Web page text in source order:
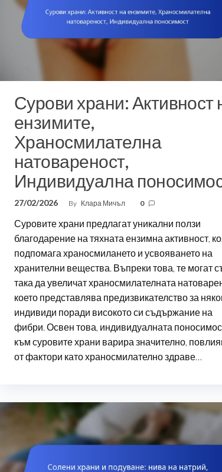
Сурови храни: Активност
ензимите,
Храносмилателна
натовареност,
Индивидуална
27/02/2026 By Клара Мичъл 0
Суровите храни предлагат уникални ползи
благодарение на тяхната ензимна активност,
подпомага храносмилането и усвояването на
хранителни вещества. Въпреки това, те могат
така да увеличат храносмилателната
което представлява предизвикателство за
индивиди поради високото си съдържание на
фибри. Освен това, индивидуалната
към суровите храни варира значително,
от фактори като храносмилателно здраве…